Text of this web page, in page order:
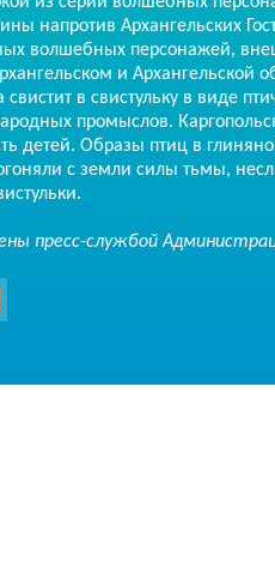
напротив Архангельских
волшебных персонажей,
и Архангельской
в свистульку в виде
промыслов.
детей. Образы птиц в
с земли силы тьмы,
пресс-службой